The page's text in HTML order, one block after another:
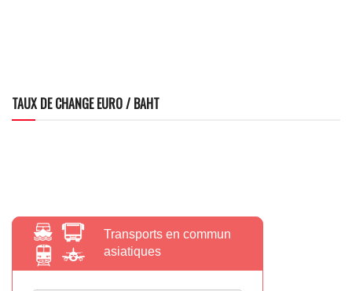
TAUX DE CHANGE EURO / BAHT
Transports en commun
asiatiques